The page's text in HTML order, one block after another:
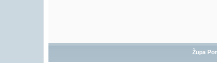
Župa